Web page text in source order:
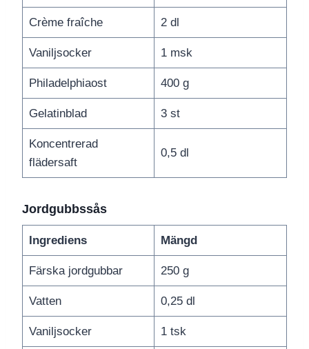
Crème fraîche 2 dl
Vaniljsocker 1 msk
Philadelphiaost 400 g
Gelatinblad 3 st
Koncentrerad
flädersaft
0,5 dl
Jordgubbssås
Ingrediens Mängd
Färska jordgubbar 250 g
Vatten 0,25 dl
Vaniljsocker 1 tsk